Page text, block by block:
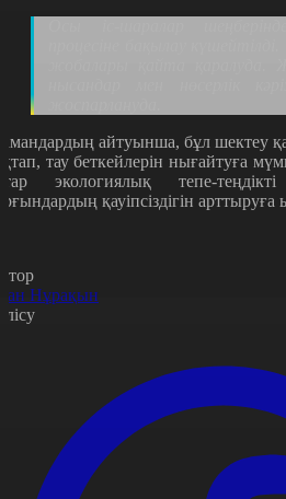
айтуынша, бұл шектеу
тау беткейлерін нығайтуға
экологиялық тепе-
қауіпсіздігін арттыруға
Нұрақын